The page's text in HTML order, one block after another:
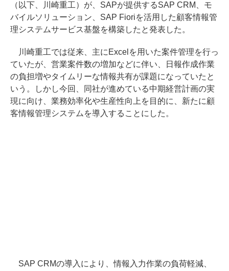
（以下、川崎重工）が、SAPが提供するSAP CRM、モ
バイルソリューション、SAP Fioriを活用した顧客情報管
理システムサービス基盤を構築したと発表した。
川崎重工では従来、主にExcelを用いた案件管理を行っ
ていたが、営業案件数の増加などに伴い、日報作成作業
の負担増やタイムリーな情報共有が課題になっていたと
いう。しかし今回、同社が進めている中期経営計画の実
現に向け、業務効率化や生産性向上を目的に、新たに顧
客情報管理システムを導入することにした。
SAP CRMの導入により、情報入力作業の負荷軽減、